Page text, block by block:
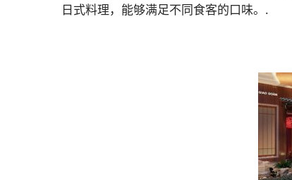
日式料理，能够满足不同食客的口味。.